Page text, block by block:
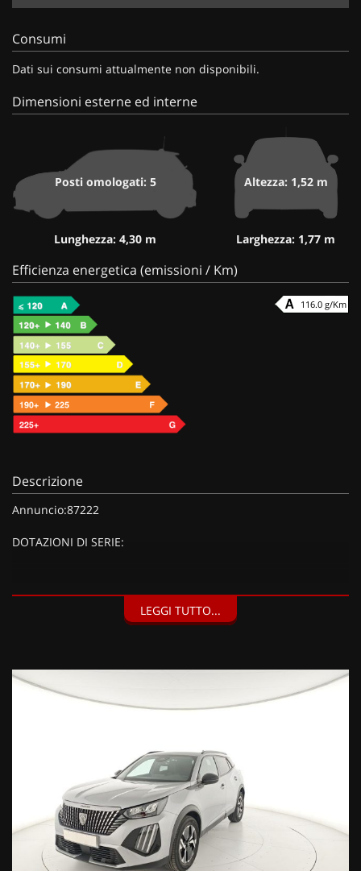
Consumi
Dati sui consumi attualmente non disponibili.
Dimensioni esterne ed interne
Posti omologati: 5
Lunghezza: 4,30 m
Altezza: 1,52 m
Larghezza: 1,77 m
Efficienza energetica (emissioni / Km)
116.0 g/Km
Descrizione
Annuncio:87222
DOTAZIONI DI SERIE:
Argento Metallizzato, Kit riparazione pneumatici
LEGGI TUTTO...